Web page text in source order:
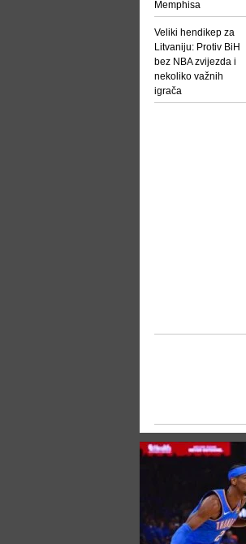
Memphisa
Veliki hendikep za
Litvaniju: Protiv BiH
bez NBA zvijezda i
nekoliko važnih
igrača